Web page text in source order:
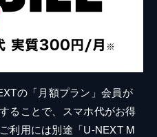
の「月額プラン」会員が
ることで、スマホ代がお得
利用には別途「U-NEXT M